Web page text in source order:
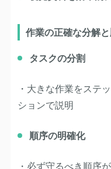
作業の正確な分解
タスクの分割
・大きな作業をステ
ションで説明
順序の明確化
・必ず守るべき順序